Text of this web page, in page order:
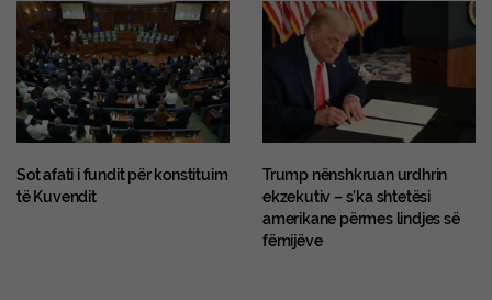
Sot afati i fundit për konstituim
të Kuvendit
Trump nënshkruan urdhrin
ekzekutiv – s’ka shtetësi
amerikane përmes lindjes së
fëmijëve